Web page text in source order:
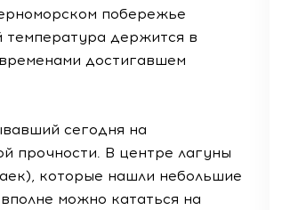
побережье
температура держится в
достигавшем
сегодня на
прочности. В центре лагуны
которые нашли небольшие
можно кататься на